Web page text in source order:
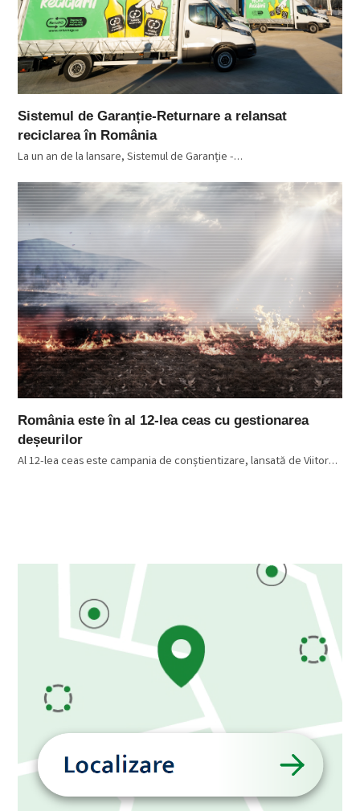
Sistemul de Garanție-Returnare a relansat
reciclarea în România
La un an de la lansare, Sistemul de Garanție -…
România este în al 12-lea ceas cu gestionarea
deșeurilor
Al 12-lea ceas este campania de conștientizare, lansată de Viitor…